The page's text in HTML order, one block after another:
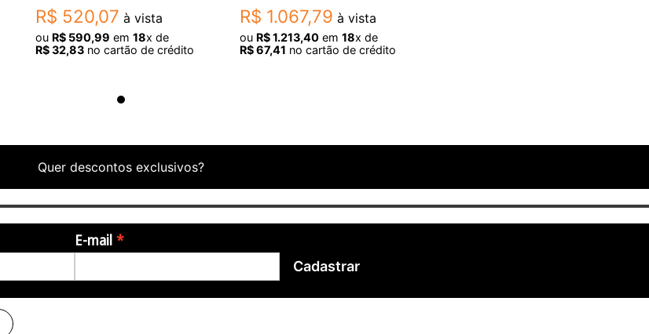
R$ 520,07 à vista
ou R$ 590,99 em 18x de
R$32,83 no cartão de crédito
R$ 1.067,79 à vista
ou R$1.213,40 em 18x de
R$67,41 no cartão de crédito
Quer descontos exclusivos?
E-mail
Cadastrar